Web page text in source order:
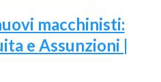
macchinisti:
e Assunzioni |